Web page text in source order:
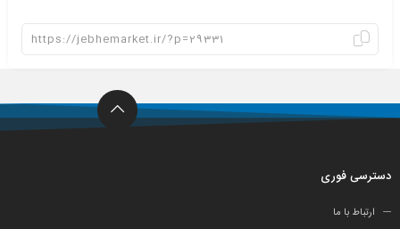
دسترسی فوری
ارتباط با ما